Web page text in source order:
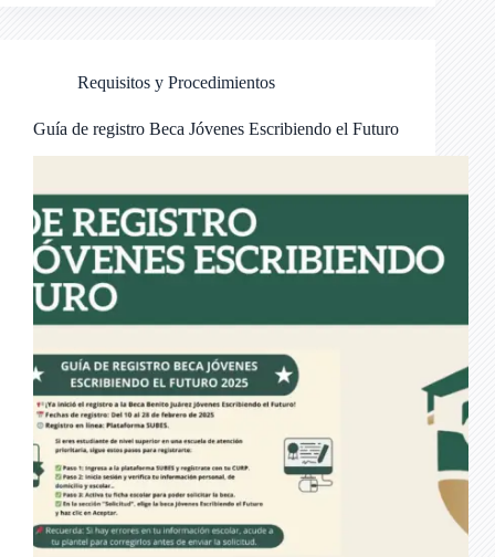
Requisitos y Procedimientos
Guía de registro Beca Jóvenes Escribiendo el Futuro